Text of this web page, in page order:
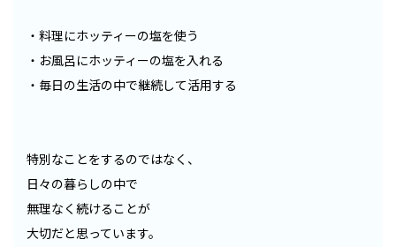
・料理にホッティーの塩を使う
・お風呂にホッティーの塩を入れる
・毎日の生活の中で継続して活用する
特別なことをするのではなく、
日々の暮らしの中で
無理なく続けることが
大切だと思っています。